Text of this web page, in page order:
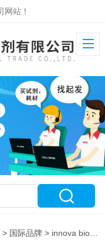
站！
> 国际品牌 > innova biosciences代理